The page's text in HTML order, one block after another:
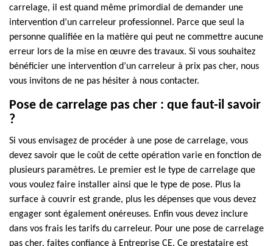
carrelage, il est quand même primordial de demander une
intervention d’un carreleur professionnel. Parce que seul la
personne qualifiée en la matière qui peut ne commettre aucune
erreur lors de la mise en œuvre des travaux. Si vous souhaitez
bénéficier une intervention d’un carreleur à prix pas cher, nous
vous invitons de ne pas hésiter à nous contacter.
Pose de carrelage pas cher : que faut-il savoir
?
Si vous envisagez de procéder à une pose de carrelage, vous
devez savoir que le coût de cette opération varie en fonction de
plusieurs paramètres. Le premier est le type de carrelage que
vous voulez faire installer ainsi que le type de pose. Plus la
surface à couvrir est grande, plus les dépenses que vous devez
engager sont également onéreuses. Enfin vous devez inclure
dans vos frais les tarifs du carreleur. Pour une pose de carrelage
pas cher, faites confiance à Entreprise CE. Ce prestataire est